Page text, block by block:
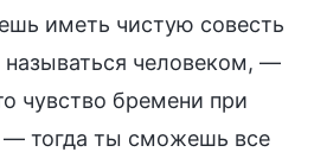
иметь чистую совесть
человеком, —
чувство бремени при
— тогда ты сможешь все